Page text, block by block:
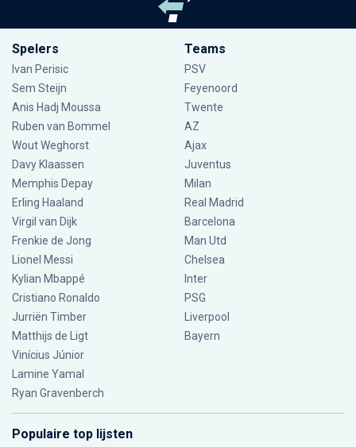
Spelers
Ivan Perisic
Sem Steijn
Anis Hadj Moussa
Ruben van Bommel
Wout Weghorst
Davy Klaassen
Memphis Depay
Erling Haaland
Virgil van Dijk
Frenkie de Jong
Lionel Messi
Kylian Mbappé
Cristiano Ronaldo
Jurriën Timber
Matthijs de Ligt
Vinícius Júnior
Lamine Yamal
Ryan Gravenberch
Teams
PSV
Feyenoord
Twente
AZ
Ajax
Juventus
Milan
Real Madrid
Barcelona
Man Utd
Chelsea
Inter
PSG
Liverpool
Bayern
Populaire top lijsten